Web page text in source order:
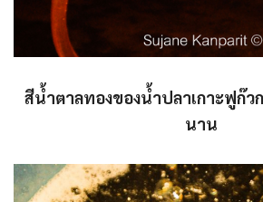
สีน้ำตาลทองของน้ำปลาเกาะฟูก๊ว
นาน